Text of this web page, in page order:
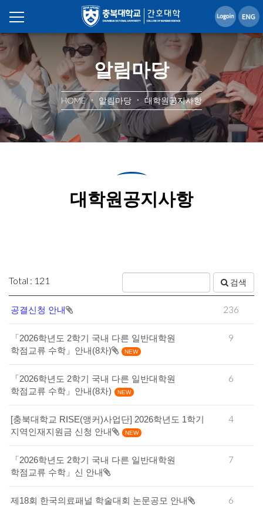
알림마당
HOME 알림마당 대학원공지사항
대학원공지사항
Total : 121 검색
공결신청 안내 236
「2026학년도 2학기 국내 다른 일반대학원
학점교류 수학」안내(8차)
NEW
9
「2026학년도 2학기 국내 다른 일반대학원
학점교류 수학」안내(8차)
NEW
6
[충북대학교 RISE(앵커)사업단] 2026학년도 1학기
지역인재지원금 신청 안내
NEW
4
「2026학년도 2학기 국내 다른 일반대학원
학점교류 수학」신 안내
7
제18회 한국의료패널 학술대회 논문공모 안내 6